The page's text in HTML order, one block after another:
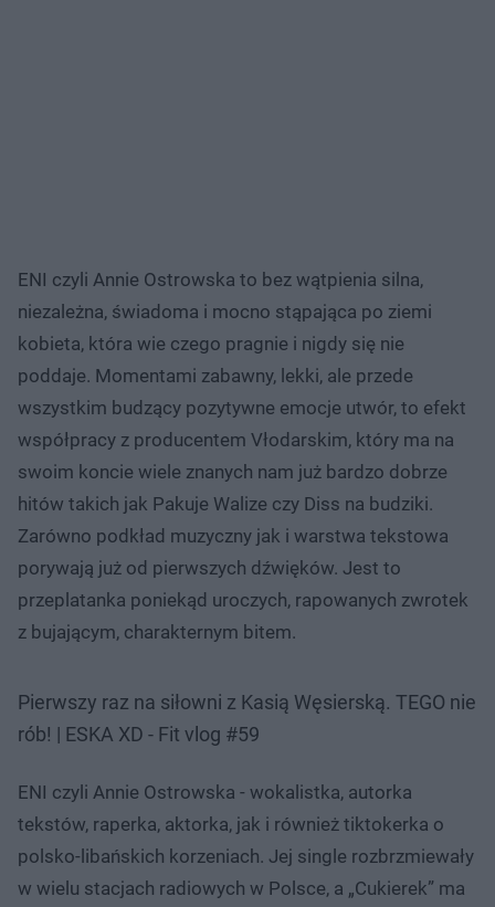
ENI czyli Annie Ostrowska to bez wątpienia silna,
niezależna, świadoma i mocno stąpająca po ziemi
kobieta, która wie czego pragnie i nigdy się nie
poddaje. Momentami zabawny, lekki, ale przede
wszystkim budzący pozytywne emocje utwór, to efekt
współpracy z producentem Vłodarskim, który ma na
swoim koncie wiele znanych nam już bardzo dobrze
hitów takich jak Pakuje Walize czy Diss na budziki.
Zarówno podkład muzyczny jak i warstwa tekstowa
porywają już od pierwszych dźwięków. Jest to
przeplatanka poniekąd uroczych, rapowanych zwrotek
z bujającym, charakternym bitem.
Pierwszy raz na siłowni z Kasią Węsierską. TEGO nie
rób! | ESKA XD - Fit vlog #59
ENI czyli Annie Ostrowska - wokalistka, autorka
tekstów, raperka, aktorka, jak i również tiktokerka o
polsko-libańskich korzeniach. Jej single rozbrzmiewały
w wielu stacjach radiowych w Polsce, a „Cukierek” ma